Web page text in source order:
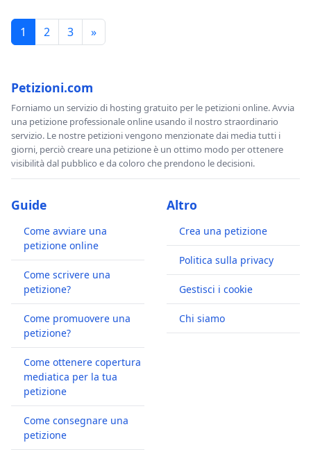
1 2 3 »
Petizioni.com
Forniamo un servizio di hosting gratuito per le petizioni online. Avvia
una petizione professionale online usando il nostro straordinario
servizio. Le nostre petizioni vengono menzionate dai media tutti i
giorni, perciò creare una petizione è un ottimo modo per ottenere
visibilità dal pubblico e da coloro che prendono le decisioni.
Guide
Come avviare una
petizione online
Come scrivere una
petizione?
Come promuovere una
petizione?
Come ottenere copertura
mediatica per la tua
petizione
Come consegnare una
petizione
Altro
Crea una petizione
Politica sulla privacy
Gestisci i cookie
Chi siamo